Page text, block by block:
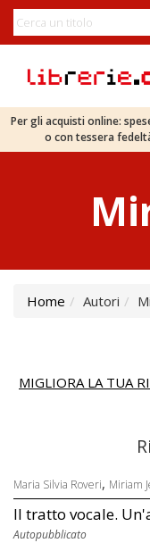
Per gli acquisti online:
o con tessera
Home Autori
MIGLIORA LA TUA
Maria Silvia Roveri, Miriam
Il tratto vocale.
Autopubblicato